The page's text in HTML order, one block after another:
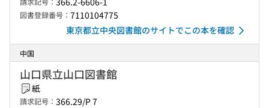
図書登録番号： 7110104775
東京都立中央図書館のサイトでこの本を確認
中国
山口県立山口図書館
紙
請求記号： 366.29/P 7